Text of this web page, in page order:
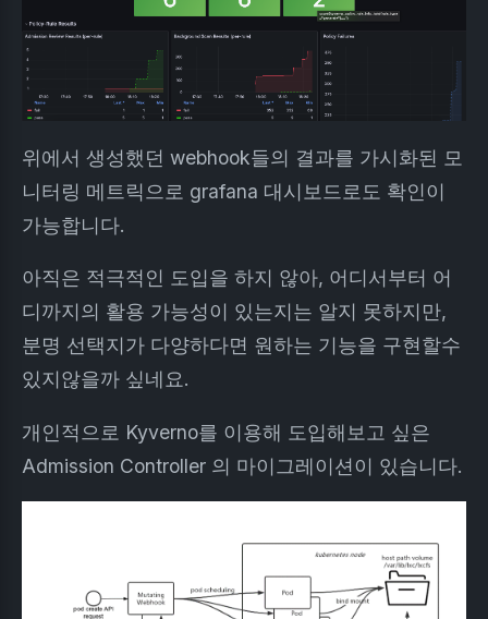
위에서 생성했던 webhook들의 결과를 가시화된 모
니터링 메트릭으로 grafana 대시보드로도 확인이
가능합니다.
아직은 적극적인 도입을 하지 않아, 어디서부터 어
디까지의 활용 가능성이 있는지는 알지 못하지만,
분명 선택지가 다양하다면 원하는 기능을 구현할수
있지않을까 싶네요.
개인적으로 Kyverno를 이용해 도입해보고 싶은
Admission Controller 의 마이그레이션이 있습니다.